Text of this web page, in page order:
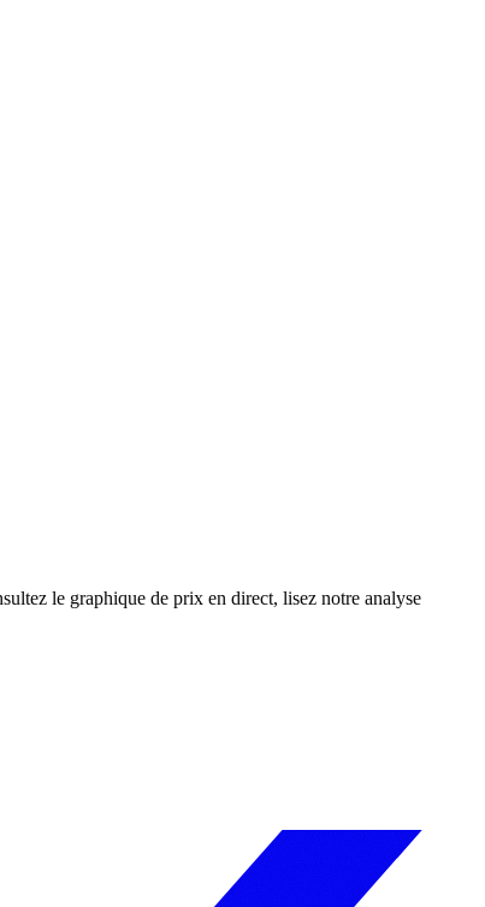
le graphique de prix en direct, lisez notre analyse